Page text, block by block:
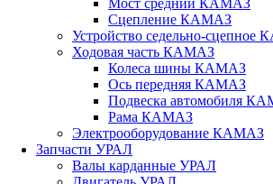
Мост средний КАМАЗ
Сцепление КАМАЗ
Устройство седельно-сцепное
Ходовая часть КАМАЗ
Колеса шины КАМАЗ
Ось передняя КАМАЗ
Подвеска автомобиля
Рама КАМАЗ
Электрооборудование КАМАЗ
Запчасти УРАЛ
Валы карданные УРАЛ